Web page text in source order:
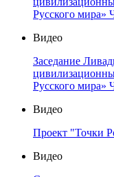
Русского мира»
Видео
Заседание
Русского мира»
Видео
Проект "Точки
Видео